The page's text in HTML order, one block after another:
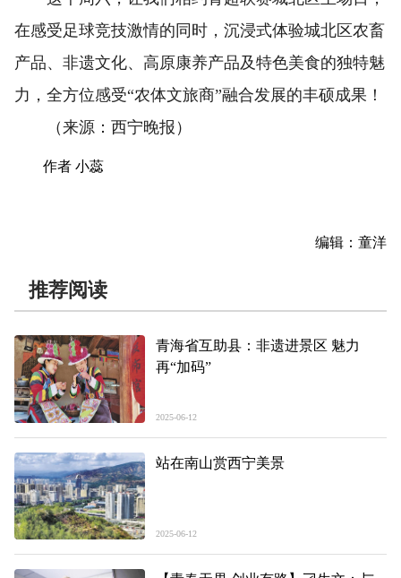
在感受足球竞技激情的同时，沉浸式体验城北区农畜
产品、非遗文化、高原康养产品及特色美食的独特魅
力，全方位感受“农体文旅商”融合发展的丰硕成果！
（来源：西宁晚报）
作者 小蕊
编辑：童洋
推荐阅读
青海省互助县：非遗进景区 魅力
再“加码”
2025-06-12
站在南山赏西宁美景
2025-06-12